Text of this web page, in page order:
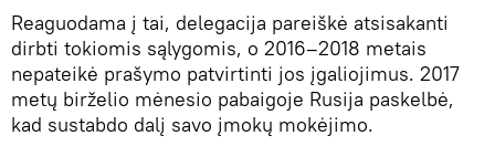
Reaguodama į tai, delegacija pareiškė atsisakanti
dirbti tokiomis sąlygomis, o 2016–2018 metais
nepateikė prašymo patvirtinti jos įgaliojimus. 2017
metų birželio mėnesio pabaigoje Rusija paskelbė,
kad sustabdo dalį savo įmokų mokėjimo.